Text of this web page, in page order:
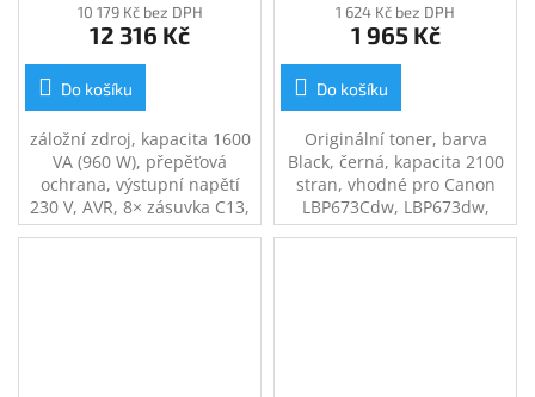
10 179 Kč bez DPH
12 316 Kč
Do košíku
záložní zdroj, kapacita 1600
VA (960 W), přepěťová
ochrana, výstupní napětí
230 V, AVR, 8× zásuvka C13,
zajistí napájení při výpadku
1 624 Kč bez DPH
1 965 Kč
Do košíku
Originální toner, barva
Black, černá, kapacita 2100
stran, vhodné pro Canon
LBP673Cdw, LBP673dw,
MF752Cdw, MF754Cdw